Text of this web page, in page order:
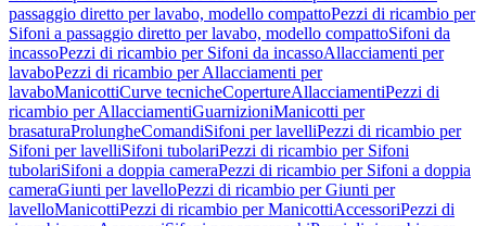
passaggio diretto per lavabo, modello compattoPezzi di ricambio per
Sifoni a passaggio diretto per lavabo, modello compattoSifoni da
incassoPezzi di ricambio per Sifoni da incassoAllacciamenti per
lavaboPezzi di ricambio per Allacciamenti per
lavaboManicottiCurve tecnicheCopertureAllacciamentiPezzi di
ricambio per AllacciamentiGuarnizioniManicotti per
brasaturaProlungheComandiSifoni per lavelliPezzi di ricambio per
Sifoni per lavelliSifoni tubolariPezzi di ricambio per Sifoni
tubolariSifoni a doppia cameraPezzi di ricambio per Sifoni a doppia
cameraGiunti per lavelloPezzi di ricambio per Giunti per
lavelloManicottiPezzi di ricambio per ManicottiAccessoriPezzi di